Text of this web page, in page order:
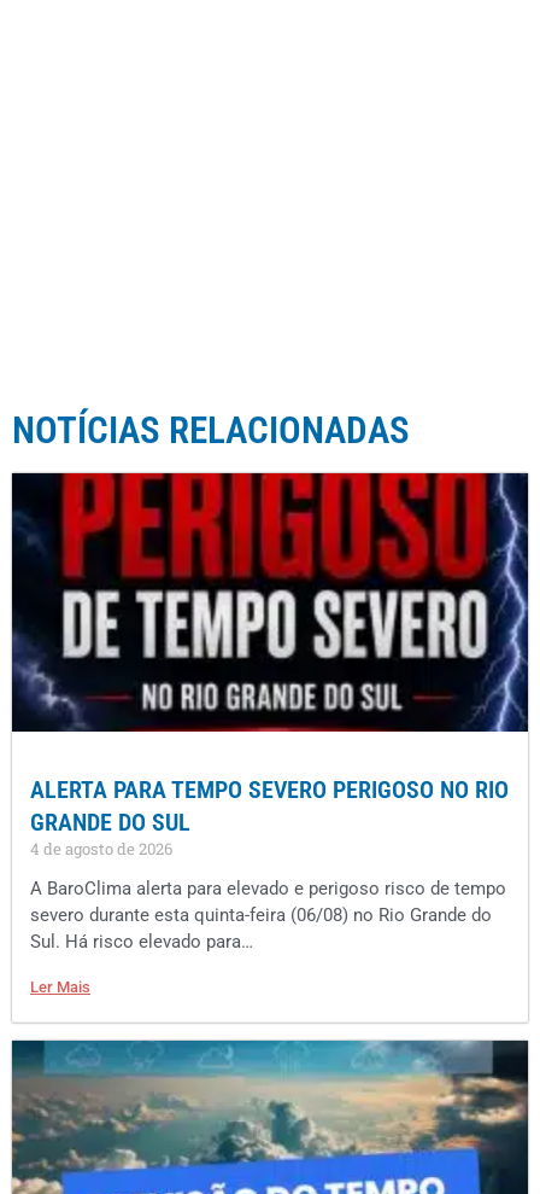
NOTÍCIAS RELACIONADAS
ALERTA PARA TEMPO SEVERO PERIGOSO NO RIO
GRANDE DO SUL
4 de agosto de 2026
A BaroClima alerta para elevado e perigoso risco de tempo
severo durante esta quinta-feira (06/08) no Rio Grande do
Sul. Há risco elevado para…
Ler Mais